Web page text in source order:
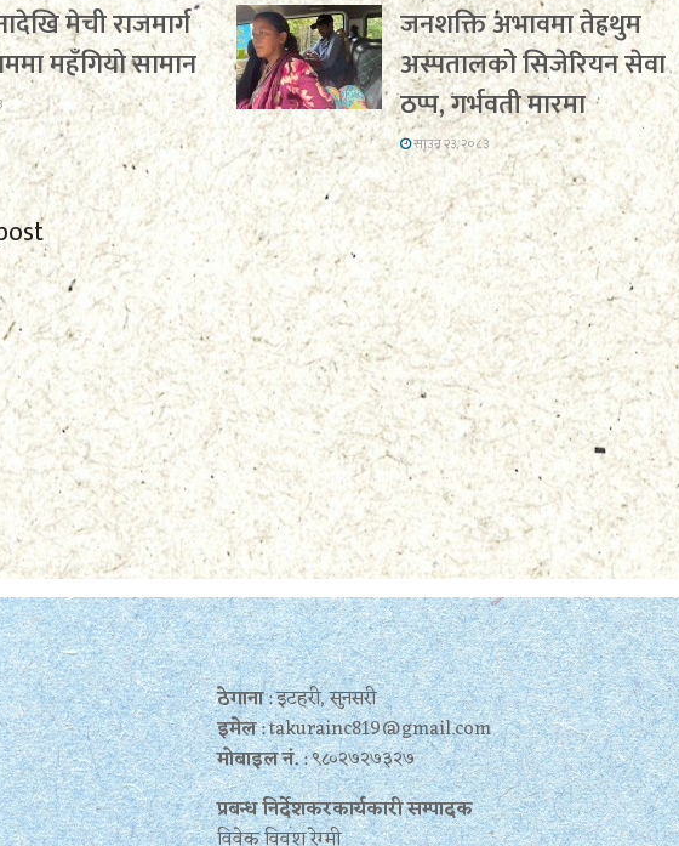
मेची राजमार्ग
महँगियो सामान
जनशक्ति अभावमा तेह्रथुम
अस्पतालको सिजेरियन सेवा
ठप्प, गर्भवती मारमा
साउन २३, २०८३
ठेगाना: इटहरी, सुनसरी
इमेल: takurainc819@gmail.com
मोबाइल नं.: ९८०२७२७३२७
प्रबन्ध निर्देशकरकार्यकारी सम्पादक